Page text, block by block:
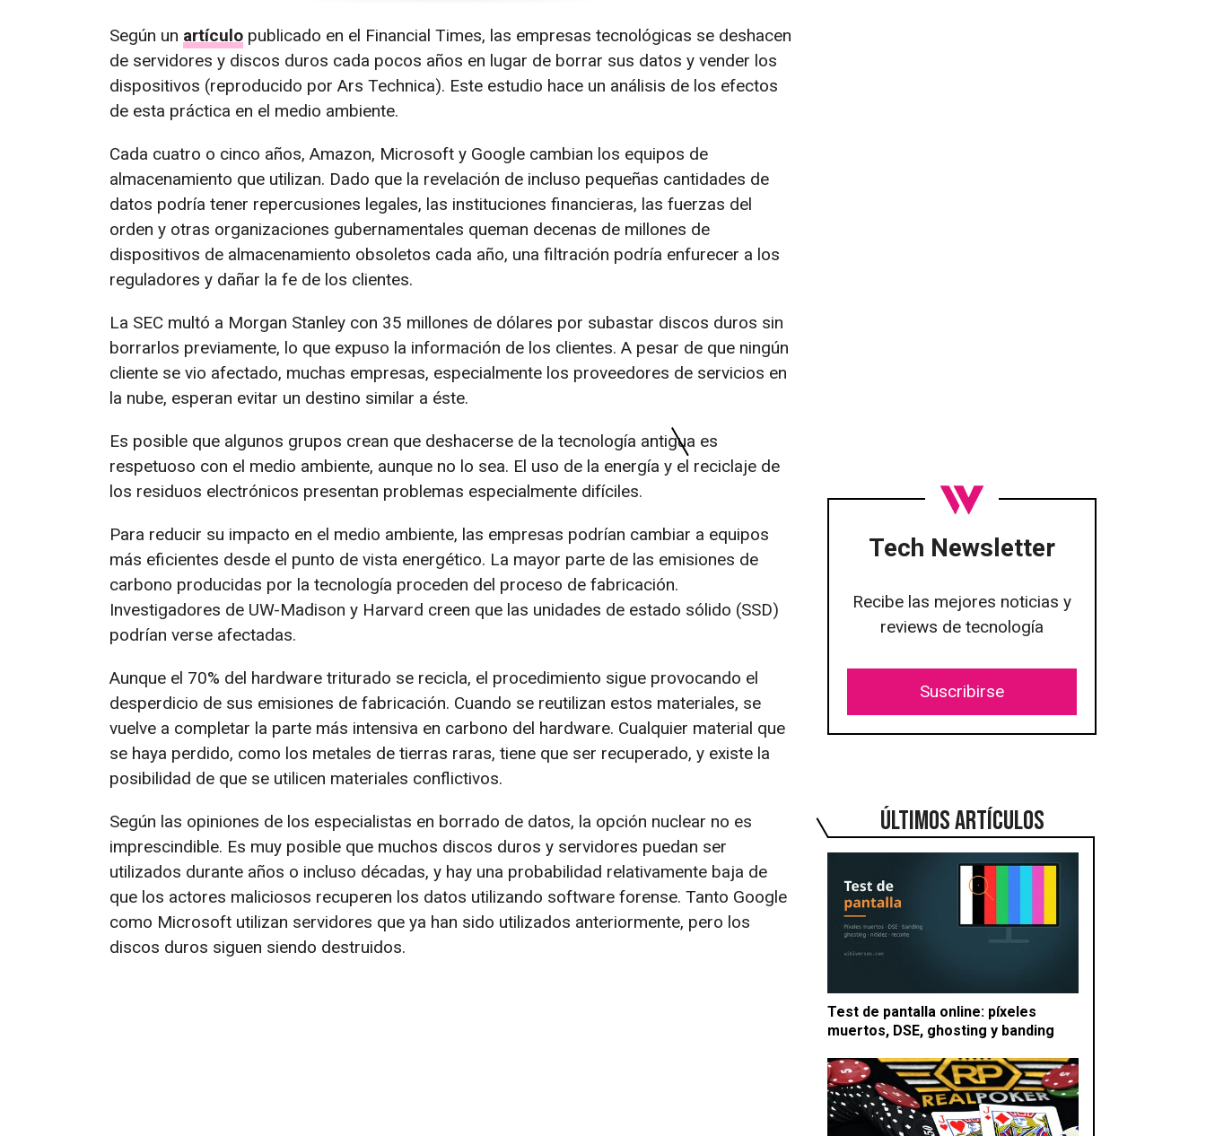
Tech Newsletter
Recibe las mejores noticias y
reviews de tecnología
Suscribirse
ÚLTIMOS ARTÍCULOS
Test de pantalla online: píxeles
muertos, DSE, ghosting y banding
Según un artículo publicado en el Financial Times, las empresas tecnológicas se deshacen
de servidores y discos duros cada pocos años en lugar de borrar sus datos y vender los
dispositivos (reproducido por Ars Technica). Este estudio hace un análisis de los efectos
de esta práctica en el medio ambiente.
Cada cuatro o cinco años, Amazon, Microsoft y Google cambian los equipos de
almacenamiento que utilizan. Dado que la revelación de incluso pequeñas cantidades de
datos podría tener repercusiones legales, las instituciones financieras, las fuerzas del
orden y otras organizaciones gubernamentales queman decenas de millones de
dispositivos de almacenamiento obsoletos cada año, una filtración podría enfurecer a los
reguladores y dañar la fe de los clientes.
La SEC multó a Morgan Stanley con 35 millones de dólares por subastar discos duros sin
borrarlos previamente, lo que expuso la información de los clientes. A pesar de que ningún
cliente se vio afectado, muchas empresas, especialmente los proveedores de servicios en
la nube, esperan evitar un destino similar a éste.
Es posible que algunos grupos crean que deshacerse de la tecnología antigua es
respetuoso con el medio ambiente, aunque no lo sea. El uso de la energía y el reciclaje de
los residuos electrónicos presentan problemas especialmente difíciles.
Para reducir su impacto en el medio ambiente, las empresas podrían cambiar a equipos
más eficientes desde el punto de vista energético. La mayor parte de las emisiones de
carbono producidas por la tecnología proceden del proceso de fabricación.
Investigadores de UW-Madison y Harvard creen que las unidades de estado sólido (SSD)
podrían verse afectadas.
Aunque el 70% del hardware triturado se recicla, el procedimiento sigue provocando el
desperdicio de sus emisiones de fabricación. Cuando se reutilizan estos materiales, se
vuelve a completar la parte más intensiva en carbono del hardware. Cualquier material que
se haya perdido, como los metales de tierras raras, tiene que ser recuperado, y existe la
posibilidad de que se utilicen materiales conflictivos.
Según las opiniones de los especialistas en borrado de datos, la opción nuclear no es
imprescindible. Es muy posible que muchos discos duros y servidores puedan ser
utilizados durante años o incluso décadas, y hay una probabilidad relativamente baja de
que los actores maliciosos recuperen los datos utilizando software forense. Tanto Google
como Microsoft utilizan servidores que ya han sido utilizados anteriormente, pero los
discos duros siguen siendo destruidos.